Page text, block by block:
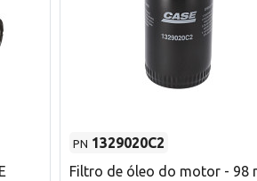
PN 1329020C2
Filtro de óleo do motor - 98